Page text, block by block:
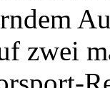
zwei